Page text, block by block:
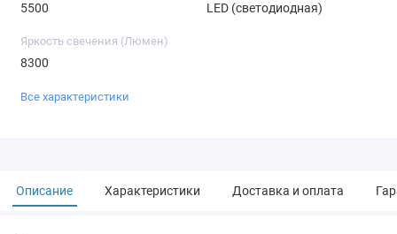
5500 LED (светодиодная)
Яркость свечения (Люмен)
8300
Все характеристики
Описание Характеристики Доставка и оплата